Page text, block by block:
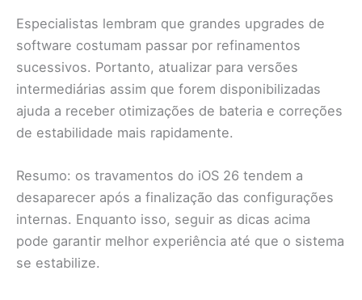
Especialistas lembram que grandes upgrades de
software costumam passar por refinamentos
sucessivos. Portanto, atualizar para versões
intermediárias assim que forem disponibilizadas
ajuda a receber otimizações de bateria e correções
de estabilidade mais rapidamente.
Resumo: os travamentos do iOS 26 tendem a
desaparecer após a finalização das configurações
internas. Enquanto isso, seguir as dicas acima
pode garantir melhor experiência até que o sistema
se estabilize.